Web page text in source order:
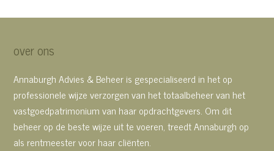
over ons
Annaburgh Advies & Beheer is gespecialiseerd in het op
professionele wijze verzorgen van het totaalbeheer van het
vastgoedpatrimonium van haar opdrachtgevers. Om dit
beheer op de beste wijze uit te voeren, treedt Annaburgh op
als rentmeester voor haar cliënten.